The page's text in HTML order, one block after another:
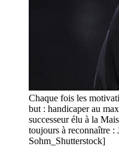
Chaque fois les
but : handicaper au
successeur élu à la
toujours à reconnaître :
Sohm_Shutterstock]